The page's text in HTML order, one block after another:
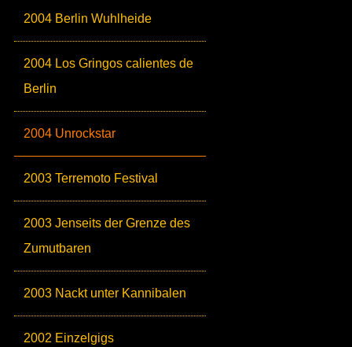
2004 Berlin Wuhlheide
2004 Los Gringos calientes de
Berlin
2004 Unrockstar
2003 Terremoto Festival
2003 Jenseits der Grenze des
Zumutbaren
2003 Nackt unter Kannibalen
2002 Einzelgigs